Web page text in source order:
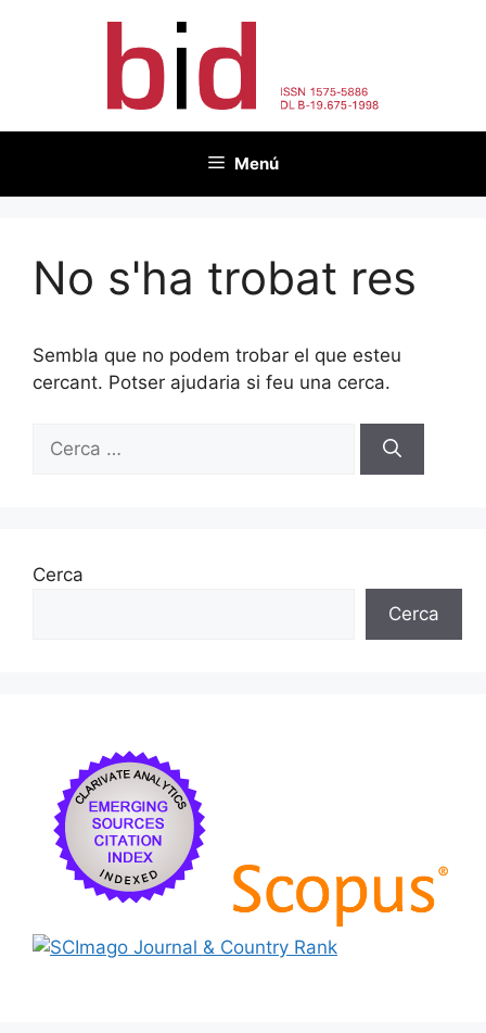
Menú
No s'ha trobat res
Sembla que no podem trobar el que esteu
cercant. Potser ajudaria si feu una cerca.
Cerca:
Cerca
Cerca